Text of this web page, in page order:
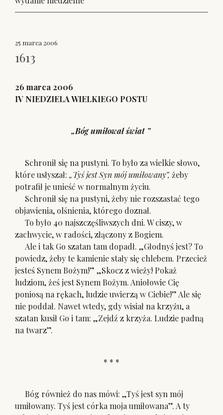
25 marca 2006
1613
26 marca 2006
IV NIEDZIELA WIELKIEGO POSTU
„Bóg umiłował świat ”
Schronił się na pustyni. To było za wielkie słowo,
które usłyszał: „Tyś jest Syn mój umiłowany”, żeby
potrafił je unieść w normalnym życiu.
Schronił się na pustyni, żeby nie rozszastać tego
objawienia, olśnienia, którego doznał.
To było 40 najszczęśliwszych dni. W ciszy, w
zachwycie, w radości, złączony z Bogiem.
Ale i tak Go szatan tam dopadł. „Głodnyś jest? To
powiedz, żeby te kamienie stały się chlebem. Przecież
jesteś Synem Bożym!” „Skocz z wieży! Pokaż
ludziom, żeś jest Synem Bożym. Aniołowie Cię
poniosą na rękach, ludzie uwierzą w Ciebie!” Ale się
nie poddał. Nawet wtedy, gdy wisiał na krzyżu, a
szatan kusił Go i tam: „Zejdź z krzyża. Ludzie padną
na twarz”.
* * *
Bóg również do nas mówi: „Tyś jest syn mój
umiłowany. Tyś jest córka moja umiłowana”. A ty